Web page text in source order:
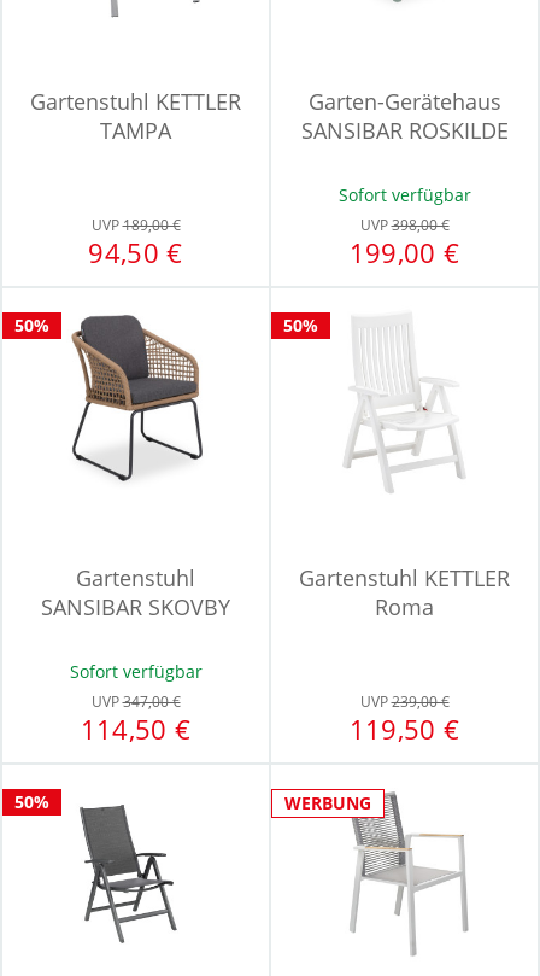
Gartenstuhl KETTLER
TAMPA
UVP189,00 €
94,50 €
Garten-Gerätehaus
SANSIBAR ROSKILDE
Sofort verfügbar
UVP398,00 €
199,00 €
50%
Gartenstuhl
SANSIBAR SKOVBY
Sofort verfügbar
UVP347,00 €
114,50 €
50%
Gartenstuhl KETTLER
Roma
UVP239,00 €
119,50 €
50% WERBUNG